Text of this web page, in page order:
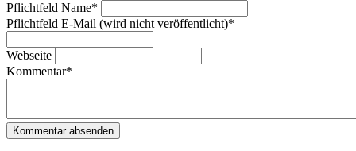
Pflichtfeld Name*
Pflichtfeld E-Mail (wird nicht veröffentlicht)*
Webseite
Kommentar*